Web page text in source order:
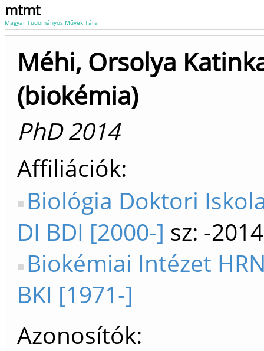
mtmt
Magyar Tudományos Művek Tára
Méhi, Orsolya
(biokémia)
PhD 2014
Affiliációk
Biológia Doktori
DI BDI [2000-] sz: -2014
Biokémiai Intézet
BKI [1971-]
Azonosítók